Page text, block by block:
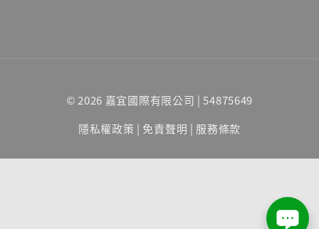
© 2026 嘉宜國際有限公司 | 54875649
隱私權政策 | 免責聲明 | 服務條款